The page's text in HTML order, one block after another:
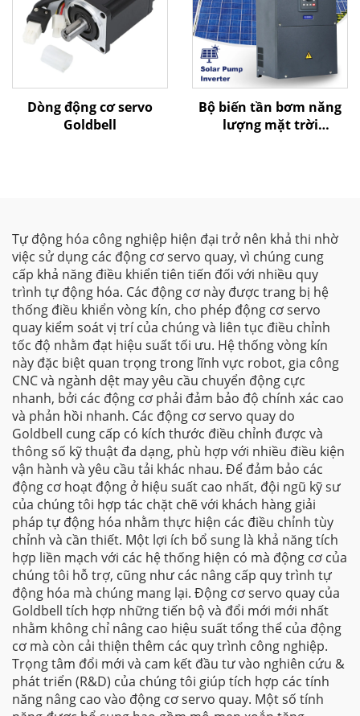
Dòng động cơ servo
Goldbell
Bộ biến tần bơm năng
lượng mặt trời
Tự động hóa công nghiệp hiện đại trở nên khả thi nhờ
việc sử dụng các động cơ servo quay, vì chúng cung
cấp khả năng điều khiển tiên tiến đối với nhiều quy
trình tự động hóa. Các động cơ này được trang bị hệ
thống điều khiển vòng kín, cho phép động cơ servo
quay kiểm soát vị trí của chúng và liên tục điều chỉnh
tốc độ nhằm đạt hiệu suất tối ưu. Hệ thống vòng kín
này đặc biệt quan trọng trong lĩnh vực robot, gia công
CNC và ngành dệt may yêu cầu chuyển động cực
nhanh, bởi các động cơ phải đảm bảo độ chính xác cao
và phản hồi nhanh. Các động cơ servo quay do
Goldbell cung cấp có kích thước điều chỉnh được và
thông số kỹ thuật đa dạng, phù hợp với nhiều điều kiện
vận hành và yêu cầu tải khác nhau. Để đảm bảo các
động cơ hoạt động ở hiệu suất cao nhất, đội ngũ kỹ sư
của chúng tôi hợp tác chặt chẽ với khách hàng giải
pháp tự động hóa nhằm thực hiện các điều chỉnh tùy
chỉnh và cần thiết. Một lợi ích bổ sung là khả năng tích
hợp liền mạch với các hệ thống hiện có mà động cơ của
chúng tôi hỗ trợ, cũng như các nâng cấp quy trình tự
động hóa mà chúng mang lại. Động cơ servo quay của
Goldbell tích hợp những tiến bộ và đổi mới mới nhất
nhằm không chỉ nâng cao hiệu suất tổng thể của động
cơ mà còn cải thiện thêm các quy trình công nghiệp.
Trọng tâm đổi mới và cam kết đầu tư vào nghiên cứu &
phát triển (R&D) của chúng tôi giúp tích hợp các tính
năng nâng cao vào động cơ servo quay. Một số tính